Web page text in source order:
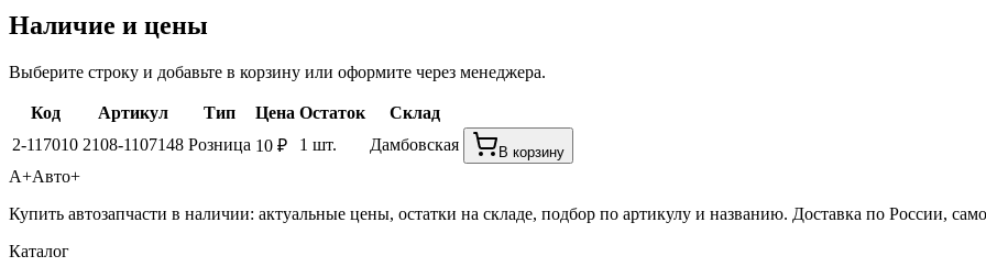
Наличие и цены
Выберите строку и добавьте в корзину или оформите через менеджера.
Код Артикул Тип Цена Остаток
Склад
2-117010 2108-1107148 Розница 10 ₽ 1 шт. Дамбовская В корзину
А+Авто+
Купить автозапчасти в наличии: актуальные цены, остатки на складе, подбор по артикулу и названию. Доставка по России,
Каталог